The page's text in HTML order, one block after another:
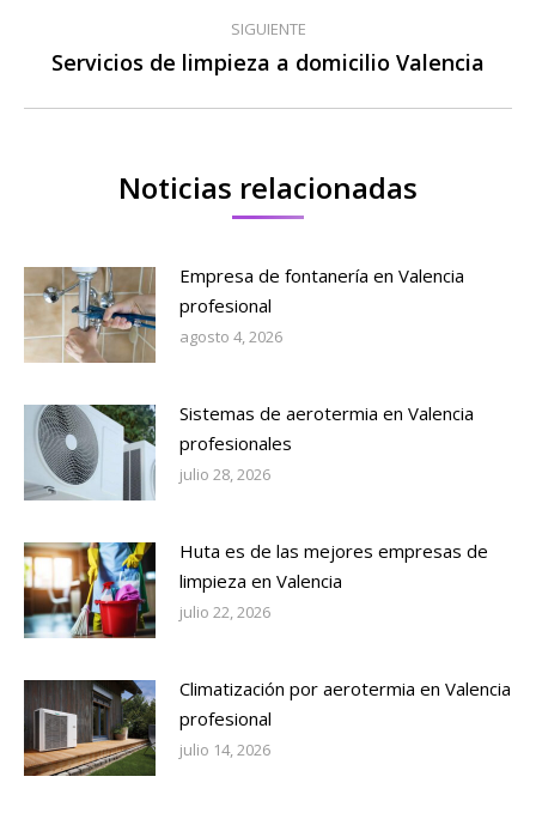
publicaciones
SIGUIENTE
Publicación
Servicios de limpieza a domicilio Valencia
Noticias relacionadas
Empresa de fontanería en Valencia
profesional
agosto 4, 2026
Sistemas de aerotermia en Valencia
profesionales
julio 28, 2026
Huta es de las mejores empresas de
limpieza en Valencia
julio 22, 2026
Climatización por aerotermia en Valencia
profesional
julio 14, 2026